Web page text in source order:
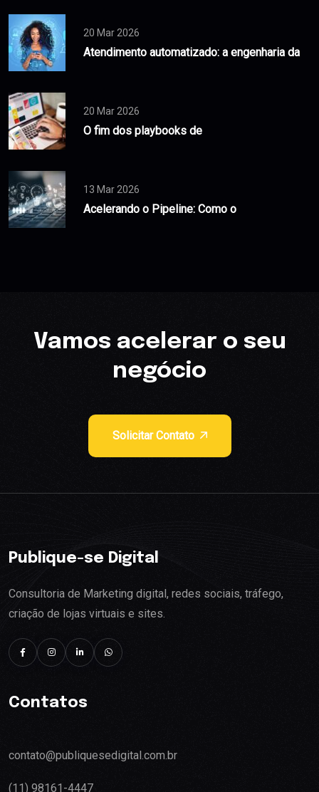
20 Mar 2026
Atendimento automatizado: a engenharia da
20 Mar 2026
O fim dos playbooks de
13 Mar 2026
Acelerando o Pipeline: Como o
Vamos acelerar o seu
negócio
Solicitar Contato
Publique-se Digital
Consultoria de Marketing digital, redes sociais, tráfego,
criação de lojas virtuais e sites.
Contatos
contato@publiquesedigital.com.br
(11) 98161-4447